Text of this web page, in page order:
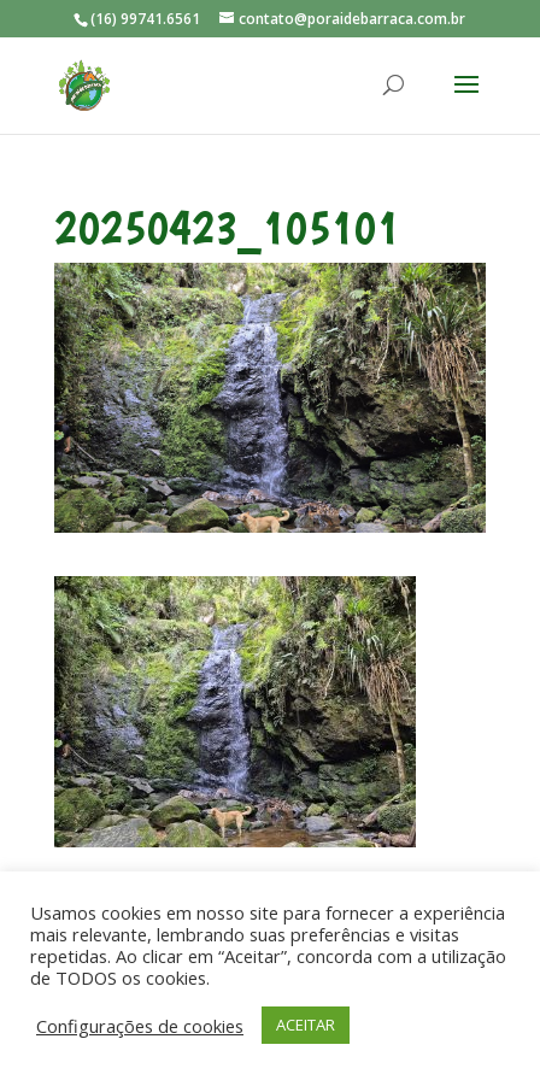
(16) 99741.6561 contato@poraidebarraca.com.br
20250423_105101
Por aí de Barraca - direitos reservados - Desenvolvido
por UIA WEB
Usamos cookies em nosso site para fornecer a experiência
mais relevante, lembrando suas preferências e visitas
repetidas. Ao clicar em “Aceitar”, concorda com a utilização
de TODOS os cookies.
Configurações de cookies
ACEITAR